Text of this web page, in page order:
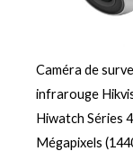
Caméra de
infrarouge
Hiwatch Séries 4
Mégapixels